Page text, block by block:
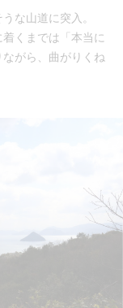
な山道に突入。
くまでは「本当に
がら、曲がりくね